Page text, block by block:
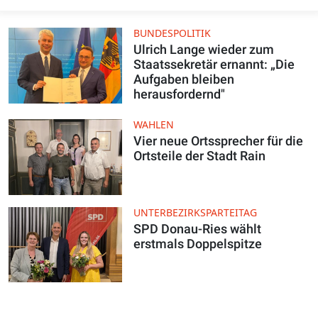
BUNDESPOLITIK
Ulrich Lange wieder zum
Staatssekretär ernannt: „Die
Aufgaben bleiben
herausfordernd"
WAHLEN
Vier neue Ortssprecher für die
Ortsteile der Stadt Rain
UNTERBEZIRKSPARTEITAG
SPD Donau-Ries wählt
erstmals Doppelspitze